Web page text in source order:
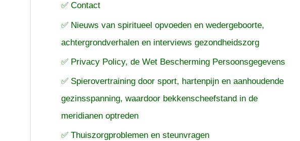
✅ Contact
✅ Nieuws van spiritueel opvoeden en wedergeboorte,
achtergrondverhalen en interviews gezondheidszorg
✅ Privacy Policy, de Wet Bescherming Persoonsgegevens
✅ Spierovertraining door sport, hartenpijn en aanhoudende
gezinsspanning, waardoor bekkenscheefstand in de
meridianen optreden
✅ Thuiszorgproblemen en steunvragen